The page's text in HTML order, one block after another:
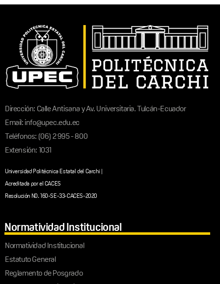
Dirección: Calle Antisana y Av. Universitaria. Tulcán-Ecuador
Email: info@upec.edu.ec
Teléfonos: (06) 2 995 - 800
Extensión: 1031
Universidad Politécnica Estatal del Carchi |
Acreditada por el CACES
Resolución N0. 160-SE-33-CACES-2020
Normatividad Institucional
Normatividad Institucional
Estatuto General
Reglamento de Posgrado